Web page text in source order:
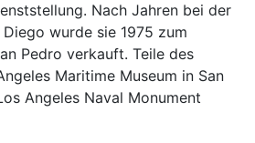
Nach Jahren bei der
wurde sie 1975 zum
Pedro verkauft. Teile des
Maritime Museum in San
Angeles Naval Monument